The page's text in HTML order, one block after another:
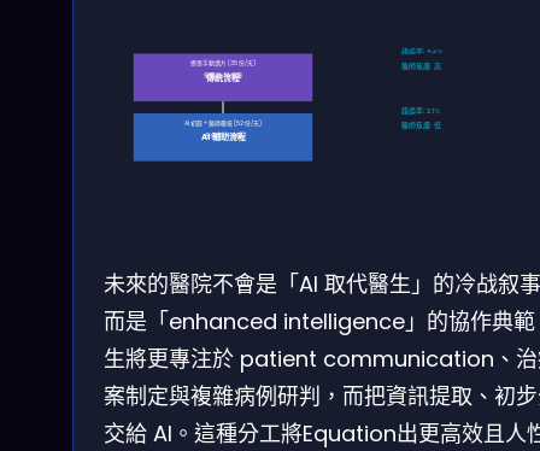
傳統流程
AI 輔助流程
逐張手動讀片 (35 份/天)
每張 5-10 分鐘
AI 初篩 + 醫師覆核 (52 份/天)
每例 2-4 分鐘
錯誤率: 4.2%
醫師焦慮: 高
錯誤率: 2.1%
醫師焦慮: 低
未來的醫院不會是「AI 取代醫生」的冷战叙
而是「enhanced intelligence」的協作典範
生將更專注於 patient communication、
案制定與複雜病例研判，而把資訊提取、初
交給 AI。這種分工將Equation出更高效且人